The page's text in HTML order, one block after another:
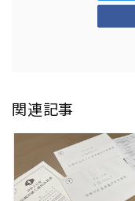
関連記事
READ MORE